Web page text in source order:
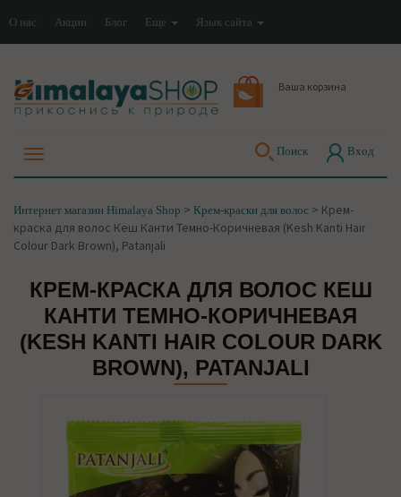
О нас Акции Блог Еще Язык сайта
Ваша корзина
Поиск Вход
Интернет магазин Himalaya Shop > Крем-краски для волос > Крем-
краска для волос Кеш Канти Темно-Коричневая (Kesh Kanti Hair
Colour Dark Brown), Patanjali
КРЕМ-КРАСКА ДЛЯ ВОЛОС КЕШ
КАНТИ ТЕМНО-КОРИЧНЕВАЯ
(KESH KANTI HAIR COLOUR DARK
BROWN), PATANJALI